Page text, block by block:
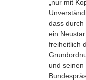
„nur mit
dass durch
ein
freiheitlich
und